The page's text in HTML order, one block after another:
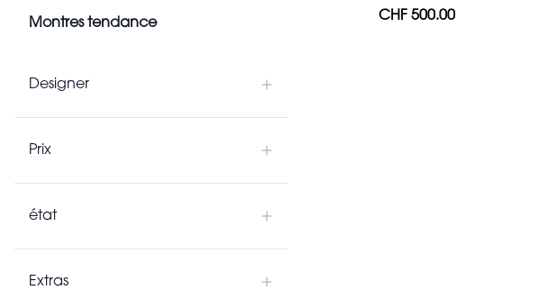
Montres tendance
Designer
Prix
état
Extras
CHF 500.00